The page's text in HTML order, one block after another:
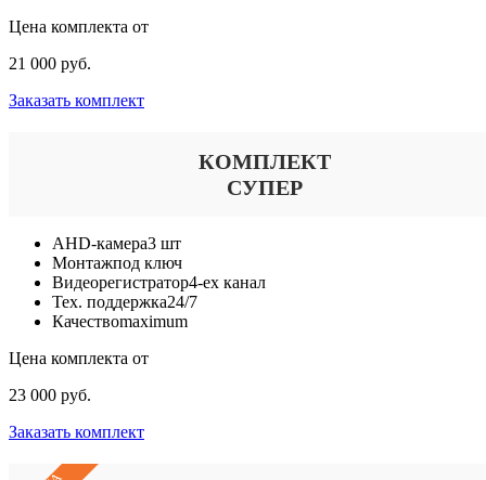
Цена комплекта от
21 000 руб.
Заказать комплект
КОМПЛЕКТ
СУПЕР
AHD-камера3 шт
Монтажпод ключ
Видеорегистратор4-ех канал
Тех. поддержка24/7
Качествоmaximum
Цена комплекта от
23 000 руб.
Заказать комплект